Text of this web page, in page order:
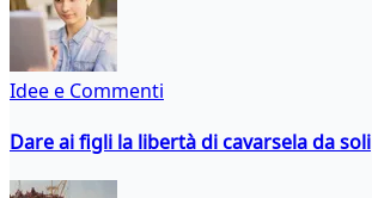
Idee e Commenti
Dare ai figli la libertà di cavarsela da soli